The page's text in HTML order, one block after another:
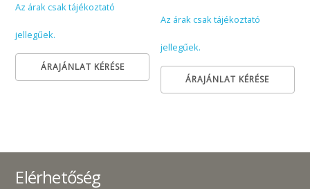
Az árak csak tájékoztató
jellegűek.
ÁRAJÁNLAT KÉRÉSE
Az árak csak tájékoztató
jellegűek.
ÁRAJÁNLAT KÉRÉSE
Elérhetőség